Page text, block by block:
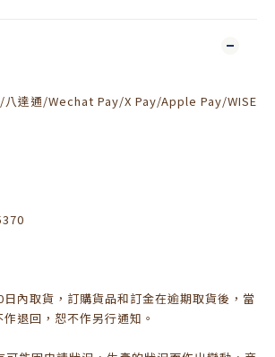
達通/Wechat Pay/X Pay/Apple Pay/WISE
內取貨，訂購貨品和訂金在逾期取貨後，當
退回，恕不作另行通知。